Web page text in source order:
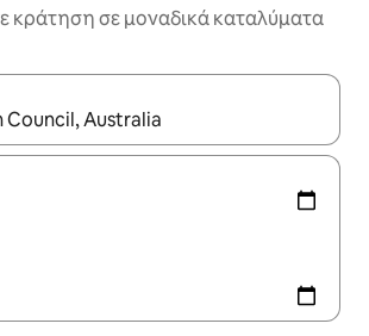
κράτηση σε μοναδικά καταλύματα
είναι διαθέσιμα, μπορείτε να